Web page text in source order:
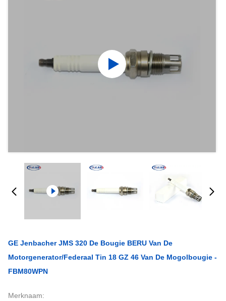
GE Jenbacher JMS 320 De Bougie BERU Van De
Motorgenerator/Federaal Tin 18 GZ 46 Van De Mogolbougie -
FBM80WPN
Merknaam: